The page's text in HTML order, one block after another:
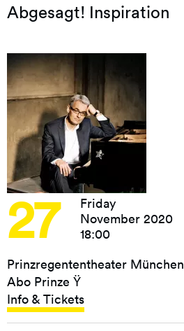
Abgesagt! Inspiration
27
Friday
November 2020
18:00
Prinzregententheater München
Abo Prinze Ÿ
Info & Tickets